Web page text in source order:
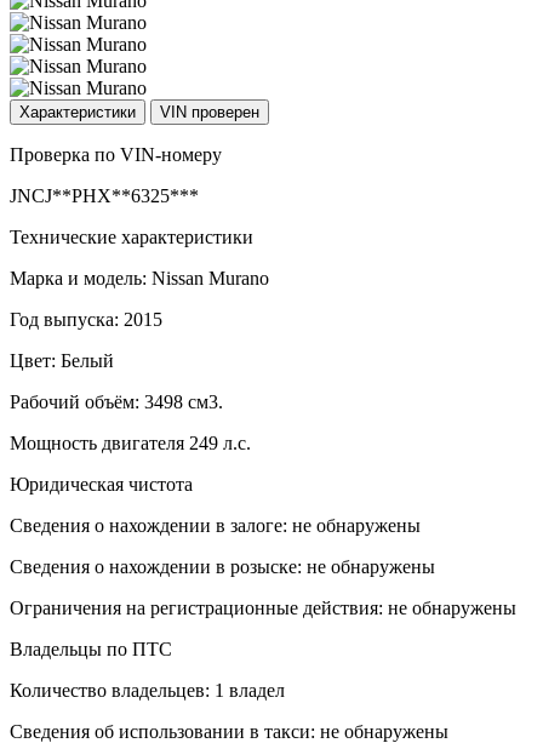
Характеристики VIN проверен
Проверка по VIN-номеру
JNCJ**PHX**6325***
Технические характеристики
Марка и модель: Nissan Murano
Год выпуска: 2015
Цвет: Белый
Рабочий объём: 3498 см3.
Мощность двигателя 249 л.с.
Юридическая чистота
Сведения о нахождении в залоге: не обнаружены
Сведения о нахождении в розыске: не обнаружены
Ограничения на регистрационные действия: не обнаружены
Владельцы по ПТС
Количество владельцев: 1 владел
Сведения об использовании в такси: не обнаружены